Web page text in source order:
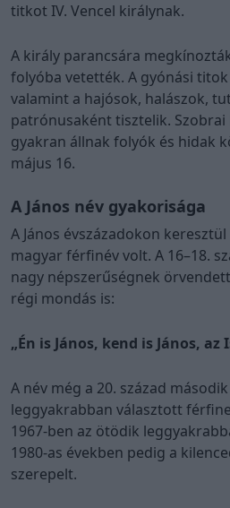
titkot IV. Vencel királynak.
A király parancsára
folyóba vetették. A gyónási
valamint a hajósok, halászok,
patrónusaként tisztelik.
gyakran állnak folyók és hidak
május 16.
A János név gyakorisága
A János évszázadokon
magyar férfinév volt. A 16–18.
nagy népszerűségnek
régi mondás is:
„Én is János, kend is János, az
A név még a 20. század
leggyakrabban választott
1967-ben az ötödik
1980-as években pedig a
szerepelt.